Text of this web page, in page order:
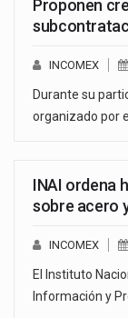
Proponen
INCOMEX
Durante su
organizado por
INAI ordena
sobre acero
INCOMEX
El Instituto
Información y